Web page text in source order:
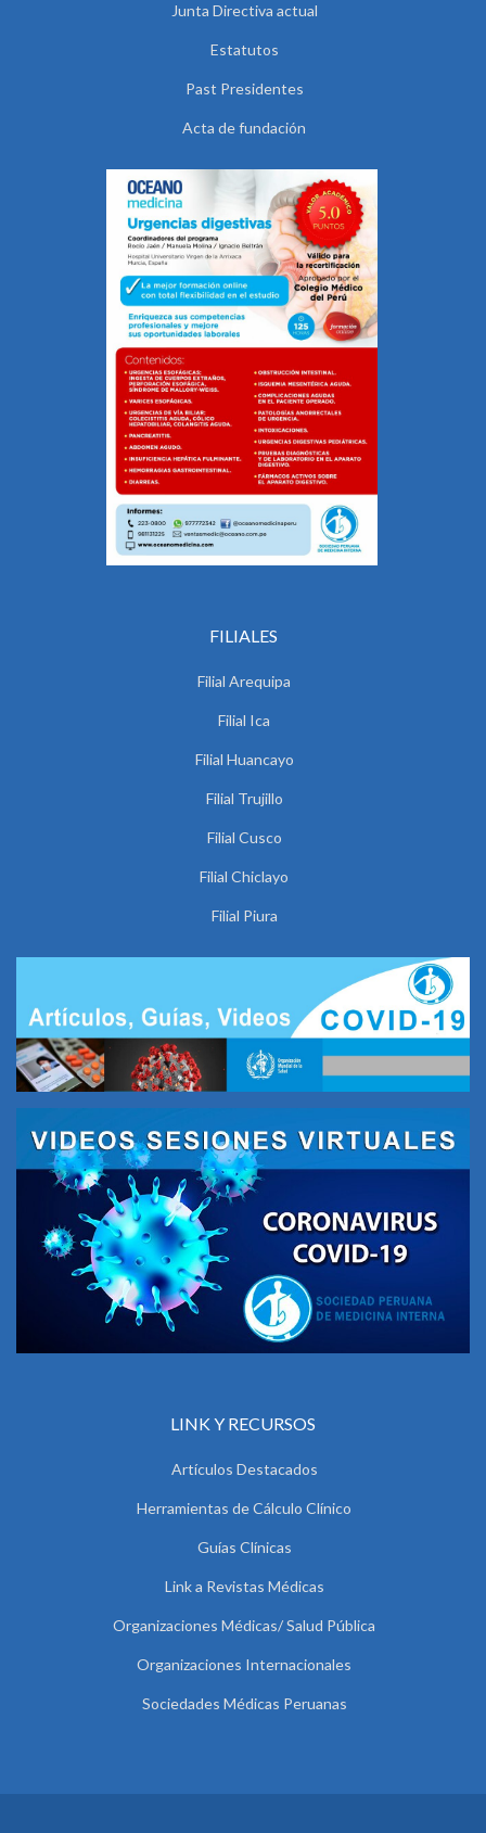
Junta Directiva actual
Estatutos
Past Presidentes
Acta de fundación
FILIALES
Filial Arequipa
Filial Ica
Filial Huancayo
Filial Trujillo
Filial Cusco
Filial Chiclayo
Filial Piura
LINK Y RECURSOS
Artículos Destacados
Herramientas de Cálculo Clínico
Guías Clínicas
Link a Revistas Médicas
Organizaciones Médicas/ Salud Pública
Organizaciones Internacionales
Sociedades Médicas Peruanas